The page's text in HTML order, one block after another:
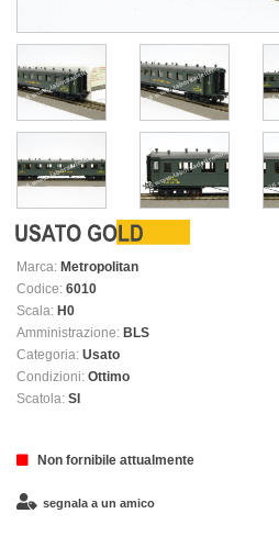
Marca: Metropolitan
Codice: 6010
Scala: H0
Amministrazione: BLS
Categoria: Usato
Condizioni: Ottimo
Scatola: SI
Non fornibile attualmente
segnala a un amico